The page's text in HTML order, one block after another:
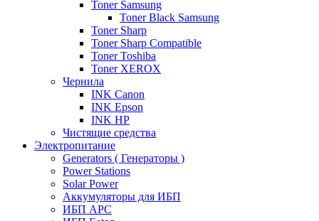
Toner Samsung
Toner Black Samsung
Toner Sharp
Toner Sharp Compatible
Toner Toshiba
Toner XEROX
Чернила
INK Canon
INK Epson
INK HP
Чистящие средства
Электропитание
Generators ( Генераторы )
Power Stations
Solar Power
Аккумуляторы для ИБП
ИБП APC